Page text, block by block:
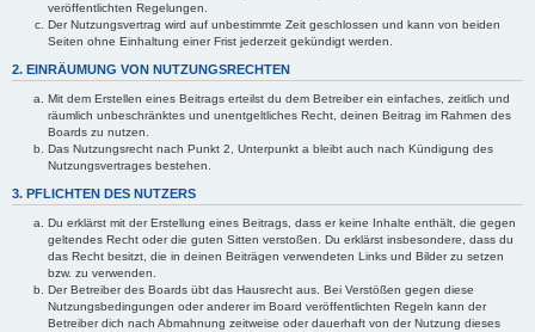
veröffentlichten Regelungen.
Der Nutzungsvertrag wird auf unbestimmte Zeit geschlossen und kann von beiden
Seiten ohne Einhaltung einer Frist jederzeit gekündigt werden.
2. EINRÄUMUNG VON NUTZUNGSRECHTEN
Mit dem Erstellen eines Beitrags erteilst du dem Betreiber ein einfaches, zeitlich und
räumlich unbeschränktes und unentgeltliches Recht, deinen Beitrag im Rahmen des
Boards zu nutzen.
Das Nutzungsrecht nach Punkt 2, Unterpunkt a bleibt auch nach Kündigung des
Nutzungsvertrages bestehen.
3. PFLICHTEN DES NUTZERS
Du erklärst mit der Erstellung eines Beitrags, dass er keine Inhalte enthält, die gegen
geltendes Recht oder die guten Sitten verstoßen. Du erklärst insbesondere, dass du
das Recht besitzt, die in deinen Beiträgen verwendeten Links und Bilder zu setzen
bzw. zu verwenden.
Der Betreiber des Boards übt das Hausrecht aus. Bei Verstößen gegen diese
Nutzungsbedingungen oder anderer im Board veröffentlichten Regeln kann der
Betreiber dich nach Abmahnung zeitweise oder dauerhaft von der Nutzung dieses